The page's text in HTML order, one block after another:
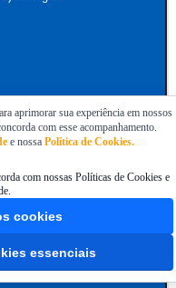
aprimorar sua experiência em nossos
com esse acompanhamento.
e nossa Política de Cookies.
com nossas Políticas de Cookies e
cookies
essenciais